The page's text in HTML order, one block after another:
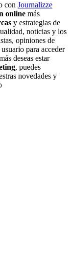
con Journalizze
online más
y estrategias de
noticias y los
opiniones de
para acceder
deseas estar
, puedes
novedades y